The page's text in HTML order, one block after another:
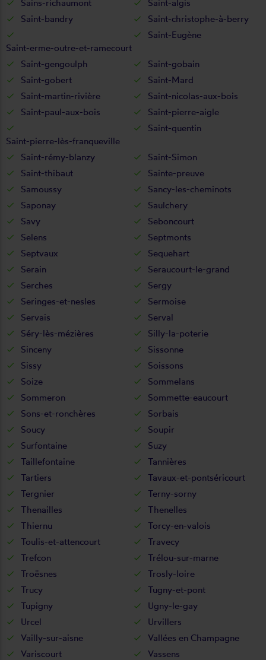
Sains-richaumont
Saint-algis
Saint-bandry
Saint-christophe-à-berry
Saint-erme-outre-et-ramecourt
Saint-Eugène
Saint-gengoulph
Saint-gobain
Saint-gobert
Saint-Mard
Saint-martin-rivière
Saint-nicolas-aux-bois
Saint-paul-aux-bois
Saint-pierre-aigle
Saint-pierre-lès-franqueville
Saint-quentin
Saint-rémy-blanzy
Saint-Simon
Saint-thibaut
Sainte-preuve
Samoussy
Sancy-les-cheminots
Saponay
Saulchery
Savy
Seboncourt
Selens
Septmonts
Septvaux
Sequehart
Serain
Seraucourt-le-grand
Serches
Sergy
Seringes-et-nesles
Sermoise
Servais
Serval
Séry-lès-mézières
Silly-la-poterie
Sinceny
Sissonne
Sissy
Soissons
Soize
Sommelans
Sommeron
Sommette-eaucourt
Sons-et-ronchères
Sorbais
Soucy
Soupir
Surfontaine
Suzy
Taillefontaine
Tannières
Tartiers
Tavaux-et-pontséricourt
Tergnier
Terny-sorny
Thenailles
Thenelles
Thiernu
Torcy-en-valois
Toulis-et-attencourt
Travecy
Trefcon
Trélou-sur-marne
Troësnes
Trosly-loire
Trucy
Tugny-et-pont
Tupigny
Ugny-le-gay
Urcel
Urvillers
Vailly-sur-aisne
Vallées en Champagne
Variscourt
Vassens